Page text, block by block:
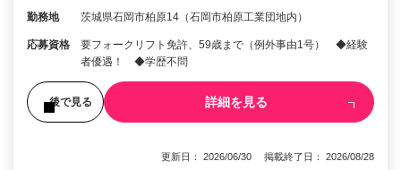
勤務地 茨城県石岡市柏原14（石岡市柏原工業団地内）
応募資格
要フォークリフト免許、59歳まで（例外事由1号） ◆経験
者優遇！ ◆学歴不問
後で見る 詳細を見る
更新日： 2026/06/30 掲載終了日： 2026/08/28